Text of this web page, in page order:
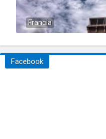
Francia
Facebook